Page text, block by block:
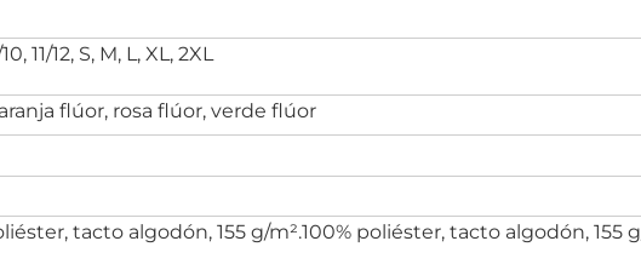
11/12, S, M, L, XL, 2XL
flúor, rosa flúor, verde flúor
tacto algodón, 155 g/m².100% poliéster, tacto algodón, 155